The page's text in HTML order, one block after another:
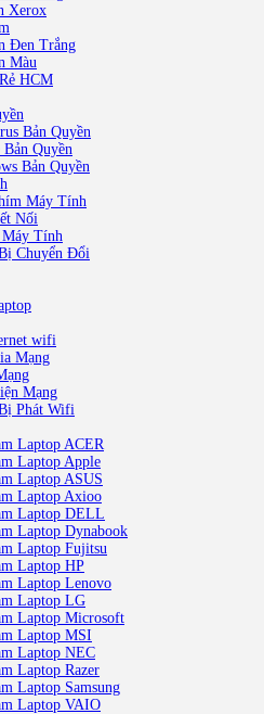
Xerox
Đen Trắng
Màu
HCM
Bản Quyền
Quyền
Bản Quyền
Máy Tính
Nối
Tính
Chuyển Đổi
wifi
Mạng
Mạng
Phát Wifi
Laptop ACER
Laptop Apple
Laptop ASUS
Laptop Axioo
Laptop DELL
Laptop Dynabook
Laptop Fujitsu
Laptop HP
Laptop Lenovo
Laptop LG
Laptop Microsoft
Laptop MSI
Laptop NEC
Laptop Razer
Laptop Samsung
Laptop VAIO